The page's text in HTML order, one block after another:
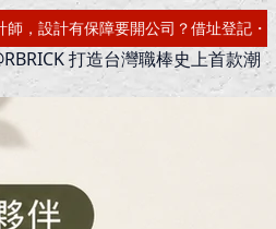
公司設立・工商登記一次辦好記帳報
打造台灣職棒史上首款潮